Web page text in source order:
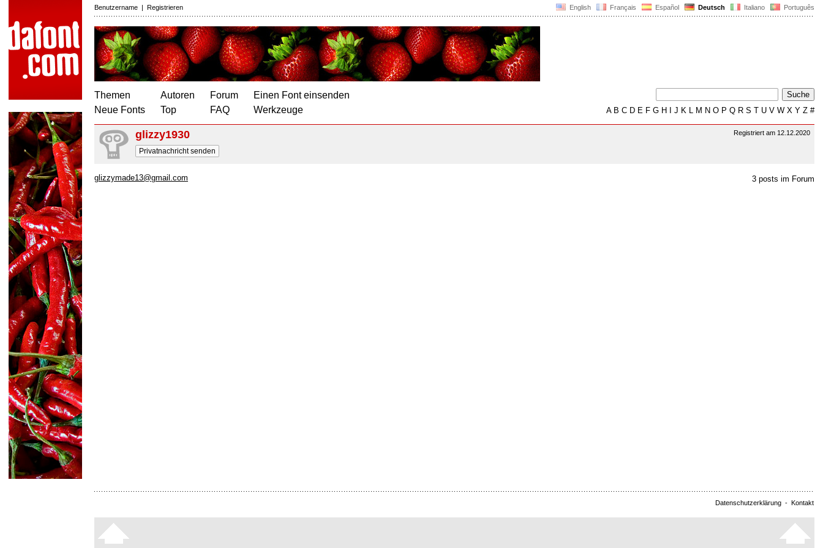
English Français Español Deutsch Italiano Português
Benutzername | Registrieren
Themen
Neue Fonts
Autoren
Top
Forum
FAQ
Einen Font einsenden
Werkzeuge
AB C D E F G H J K L M N O P Q R S T U V W X Y Z #
Registriert am 12.12.2020
glizzy1930
Privatnachricht senden
3 posts im Forum
glizzymade13@gmail.com
Datenschutzerklärung - Kontakt